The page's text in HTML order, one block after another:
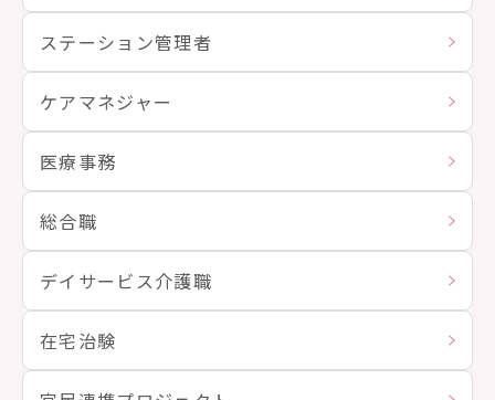
ステーション管理者
ケアマネジャー
医療事務
総合職
デイサービス介護職
在宅治験